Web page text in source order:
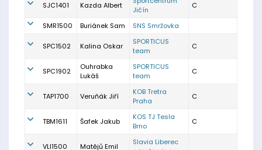
SJC1401 Kazda Albert
Jičín
C
SMR1500 Buriánek Sam SNS Smržovka
SPC1502 Kalina Oskar
SPORTICUS
team
C
SPC1902
Ouhrabka
Lukáš
SPORTICUS
team
C
TAP1700 Veruňák Jiří
KOB Tretra
Praha
C
TBM1611 Šafek Jakub
KOS TJ Tesla
Brno
C
VLI1500 Matějů Emil
Slavia Liberec